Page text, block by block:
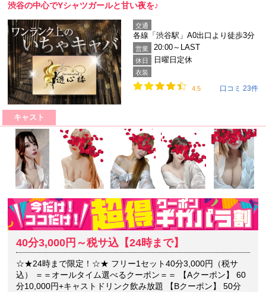
渋谷の中心でYシャツガールと甘い夜を♪
交通
各線「渋谷駅」A0出口より徒歩3分
営業 20:00～LAST
休日 日曜日定休
衣装
4.5 口コミ 23件
キャスト
40分3,000円～税サ込【24時まで】
☆★24時まで限定！☆★ フリー1セット40分3,000円（税サ
込） ＝＝オールタイム選べるクーポン＝＝ 【Aクーポン】 60
分10,000円+キャストドリンク飲み放題 【Bクーポン】 50分